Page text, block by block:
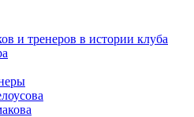
и тренеров в истории клуба